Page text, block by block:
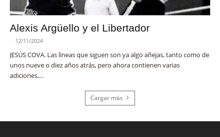
Alexis Argüello y el Libertador
- 12/11/2024
JESÚS COVA. Las líneas que siguen son ya algo añejas, tanto como de
unos nueve o diez años atrás, pero ahora contienen varias
adiciones,...
Cargar más